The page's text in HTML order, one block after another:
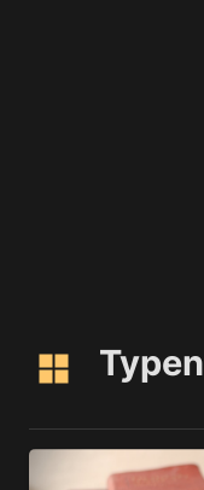
Typen
Prinzip